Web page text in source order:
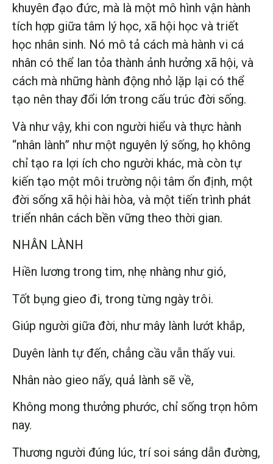
khuyên đạo đức, mà là một mô hình vận hành
tích hợp giữa tâm lý học, xã hội học và triết
học nhân sinh. Nó mô tả cách mà hành vi cá
nhân có thể lan tỏa thành ảnh hưởng xã hội, và
cách mà những hành động nhỏ lặp lại có thể
tạo nên thay đổi lớn trong cấu trúc đời sống.
Và như vậy, khi con người hiểu và thực hành
“nhân lành” như một nguyên lý sống, họ không
chỉ tạo ra lợi ích cho người khác, mà còn tự
kiến tạo một môi trường nội tâm ổn định, một
đời sống xã hội hài hòa, và một tiến trình phát
triển nhân cách bền vững theo thời gian.
NHÂN LÀNH
Hiền lương trong tim, nhẹ nhàng như gió,
Tốt bụng gieo đi, trong từng ngày trôi.
Giúp người giữa đời, như mây lành lướt khắp,
Duyên lành tự đến, chẳng cầu vẫn thấy vui.
Nhân nào gieo nấy, quả lành sẽ về,
Không mong thưởng phước, chỉ sống trọn hôm
nay.
Thương người đúng lúc, trí soi sáng dẫn đường,